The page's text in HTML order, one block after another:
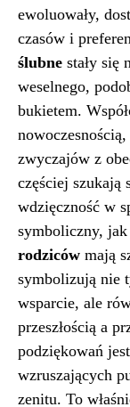
ewoluowały,
czasów i
ślubne stały się
weselnego,
bukietem.
zwyczajów z
częściej szukają
wdzięczność w
symboliczny,
rodziców mają
symbolizują nie
wsparcie, ale
przeszłością a
podziękowań
wzruszających
zenitu. To